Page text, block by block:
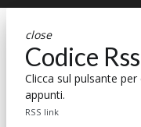
close
Codice Rss
Clicca sul pulsante per
appunti.
RSS link